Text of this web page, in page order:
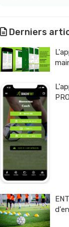
Derniers